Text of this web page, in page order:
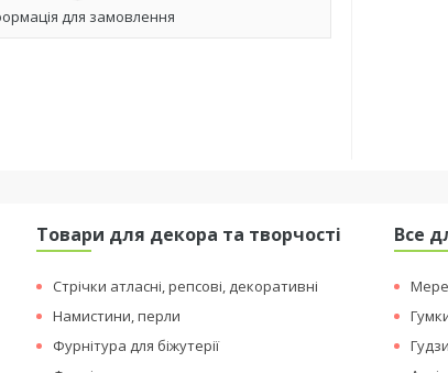
для замовлення
Товари для декора та творчості
Стрічки атласні, репсові, декоративні
Намистини, перли
Фурнітура для біжутерії
Все